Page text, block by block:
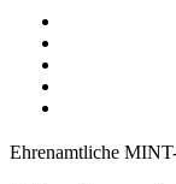
Ehrenamtliche